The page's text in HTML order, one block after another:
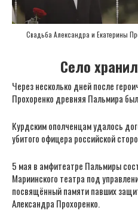
Свадьба Александра и Екатерины
Село
Через несколько дней после
Прохоренко древняя Пальмира
Курдским ополченцам удалось
убитого офицера российской
5 мая в амфитеатре Пальмиры
Мариинского театра под
посвящённый памяти павших
Александра Прохоренко.